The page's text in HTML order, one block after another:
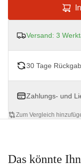
Versand: 3
30 Tage
Zahlungs- und
Zum Vergleich
Das könnte